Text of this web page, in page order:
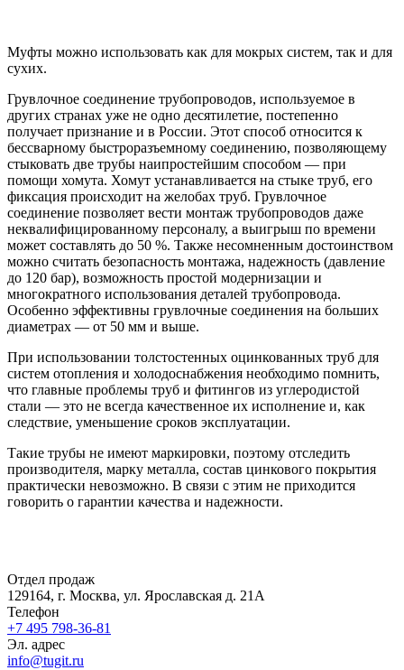
Муфты можно использовать как для мокрых систем, так и для
сухих.
Грувлочное соединение трубопроводов, используемое в
других странах уже не одно десятилетие, постепенно
получает признание и в России. Этот способ относится к
бессварному быстроразъемному соединению, позволяющему
стыковать две трубы наипростейшим способом — при
помощи хомута. Хомут устанавливается на стыке труб, его
фиксация происходит на желобах труб. Грувлочное
соединение позволяет вести монтаж трубопроводов даже
неквалифицированному персоналу, а выигрыш по времени
может составлять до 50 %. Также несомненным достоинством
можно считать безопасность монтажа, надежность (давление
до 120 бар), возможность простой модернизации и
многократного использования деталей трубопровода.
Особенно эффективны грувлочные соединения на больших
диаметрах — от 50 мм и выше.
При использовании толстостенных оцинкованных труб для
систем отопления и холодоснабжения необходимо помнить,
что главные проблемы труб и фитингов из углеродистой
стали — это не всегда качественное их исполнение и, как
следствие, уменьшение сроков эксплуатации.
Такие трубы не имеют маркировки, поэтому отследить
производителя, марку металла, состав цинкового покрытия
практически невозможно. В связи с этим не приходится
говорить о гарантии качества и надежности.
Отдел продаж
129164, г. Москва, ул. Ярославская д. 21А
Телефон
+7 495 798-36-81
Эл. адрес
info@tugit.ru